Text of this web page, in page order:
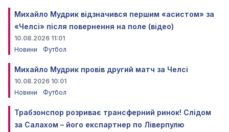
Михайло Мудрик відзначився першим «асистом» за
«Челсі» після повернення на поле (відео)
10.08.2026 11:01
Новини
Футбол
Михайло Мудрик провів другий матч за Челсі
10.08.2026 10:01
Новини
Футбол
Трабзонспор розриває трансферний ринок! Слідом
за Салахом – його експартнер по Ліверпулю